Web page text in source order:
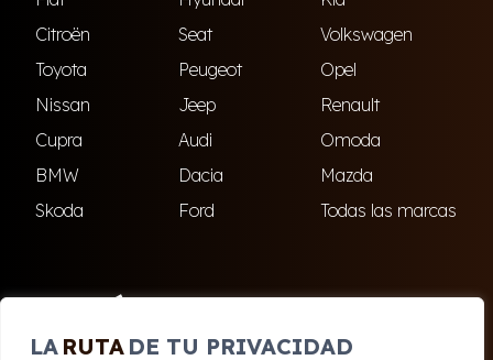
LA RUTA DE TU PRIVACIDAD
Citroën
Seat
Volkswagen
Toyota
Peugeot
Opel
Nissan
Jeep
Renault
Cupra
Audi
Omoda
BMW
Dacia
Mazda
Skoda
Ford Todas las marcas
El Ejido Roquetas de Mar